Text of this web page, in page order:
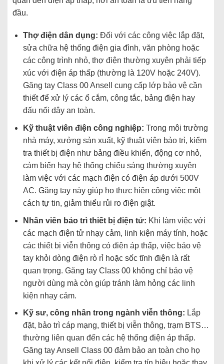
đầu.
Thợ điện dân dụng: Đối với các công việc lắp đặt,
sửa chữa hệ thống điện gia đình, văn phòng hoặc
các công trình nhỏ, thợ điện thường xuyên phải tiếp
xúc với điện áp thấp (thường là 120V hoặc 240V).
Găng tay Class 00 Ansell cung cấp lớp bảo vệ cần
thiết để xử lý các ổ cắm, công tắc, bảng điện hay
đấu nối dây an toàn.
Kỹ thuật viên điện công nghiệp: Trong môi trường
nhà máy, xưởng sản xuất, kỹ thuật viên bảo trì, kiểm
tra thiết bị điện như bảng điều khiển, động cơ nhỏ,
cảm biến hay hệ thống chiếu sáng thường xuyên
làm việc với các mạch điện có điện áp dưới 500V
AC. Găng tay này giúp họ thực hiện công việc một
cách tự tin, giảm thiểu rủi ro điện giật.
Nhân viên bảo trì thiết bị điện tử: Khi làm việc với
các mạch điện tử nhạy cảm, linh kiện máy tính, hoặc
các thiết bị viễn thông có điện áp thấp, việc bảo vệ
tay khỏi dòng điện rò rỉ hoặc sốc tĩnh điện là rất
quan trọng. Găng tay Class 00 không chỉ bảo vệ
người dùng mà còn giúp tránh làm hỏng các linh
kiện nhạy cảm.
Kỹ sư, công nhân trong ngành viễn thông: Lắp
đặt, bảo trì cáp mạng, thiết bị viễn thông, trạm BTS…
thường liên quan đến các hệ thống điện áp thấp.
Găng tay Ansell Class 00 đảm bảo an toàn cho họ